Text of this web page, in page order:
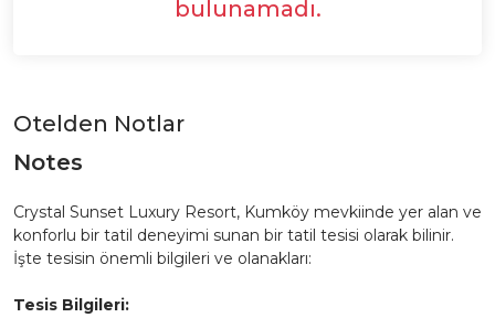
bulunamadı.
Otelden Notlar
Notes
Crystal Sunset Luxury Resort, Kumköy mevkiinde yer alan ve
konforlu bir tatil deneyimi sunan bir tatil tesisi olarak bilinir.
İşte tesisin önemli bilgileri ve olanakları:
Tesis Bilgileri: